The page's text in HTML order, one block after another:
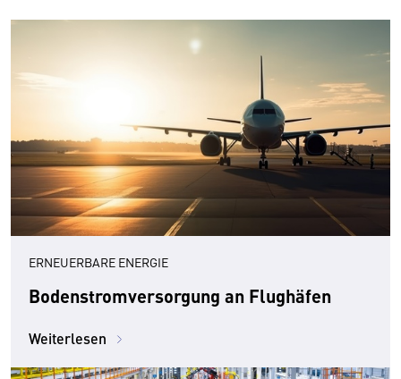
ERNEUERBARE ENERGIE
Bodenstromversorgung an Flughäfen
Weiterlesen